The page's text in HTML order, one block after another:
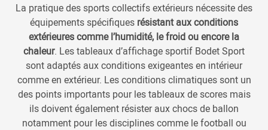
La pratique des sports collectifs extérieurs nécessite des
équipements spécifiques résistant aux conditions
extérieures comme l’humidité, le froid ou encore la
chaleur. Les tableaux d’affichage sportif Bodet Sport
sont adaptés aux conditions exigeantes en intérieur
comme en extérieur. Les conditions climatiques sont un
des points importants pour les tableaux de scores mais
ils doivent également résister aux chocs de ballon
notamment pour les disciplines comme le football ou